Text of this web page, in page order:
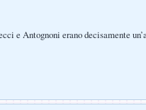
e Antognoni erano decisamente